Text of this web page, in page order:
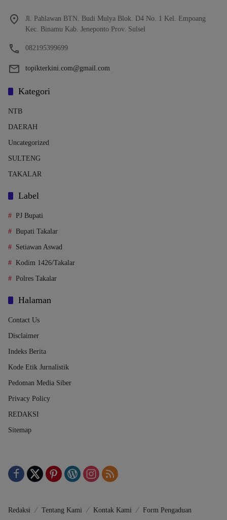
Jl. Pahlawan BTN. Budi Mulya Blok. D4 No. 1 Kel. Empoang
Kec. Binamu Kab. Jeneponto Prov. Sulsel
082195399699
topikterkini.com@gmail.com
Kategori
NTB
DAERAH
Uncategorized
SULTENG
TAKALAR
Label
PJ Bupati
Bupati Takalar
Setiawan Aswad
Kodim 1426/Takalar
Polres Takalar
Halaman
Contact Us
Disclaimer
Indeks Berita
Kode Etik Jurnalistik
Pedoman Media Siber
Privacy Policy
REDAKSI
Sitemap
Redaksi Tentang Kami Kontak Kami Form Pengaduan